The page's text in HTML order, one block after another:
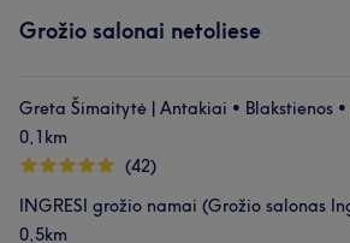
Grožio salonai netoliese
Greta Šimaitytė | Antakiai • Blakstienos
0,1km
(42)
INGRESI grožio namai (Grožio salonas
0,5km